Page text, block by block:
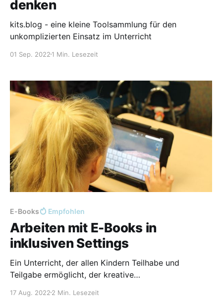
denken
kits.blog - eine kleine Toolsammlung für den
unkomplizierten Einsatz im Unterricht
01 Sep. 2022 1 Min. Lesezeit
E-Books Empfohlen
Arbeiten mit E-Books in
inklusiven Settings
Ein Unterricht, der allen Kindern Teilhabe und
Teilgabe ermöglicht, der kreative
eröffnet, der individuelle Unterstützung bei
17 Aug. 2022 2 Min. Lesezeit